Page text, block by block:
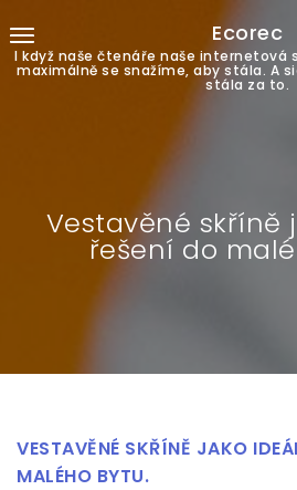
Ecorec
I když naše čtenáře naše internetová
maximálně se snažíme, aby stála. A
stála za to.
Vestavěné skříně
řešení do
VESTAVĚNÉ SKŘÍNĚ JAKO
MALÉHO BYTU.